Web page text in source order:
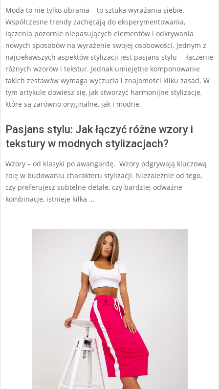
21
Moda to nie tylko ubrania – to sztuka wyrażania siebie.
Współczesne trendy zachęcają do eksperymentowania,
łączenia pozornie niepasujących elementów i odkrywania
nowych sposobów na wyrażenie swojej osobowości. Jednym z
najciekawszych aspektów stylizacji jest pasjans stylu – łączenie
różnych wzorów i tekstur. Jednak umiejętne komponowanie
takich zestawów wymaga wyczucia i znajomości kilku zasad. W
tym artykule dowiesz się, jak stworzyć harmonijne stylizacje,
które są zarówno oryginalne, jak i modne.
Pasjans stylu: Jak łączyć różne wzory i
tekstury w modnych stylizacjach?
Wzory – od klasyki po awangardę. Wzory odgrywają kluczową
rolę w budowaniu charakteru stylizacji. Niezależnie od tego,
czy preferujesz subtelne detale, czy bardziej odważne
kombinacje, istnieje kilka …